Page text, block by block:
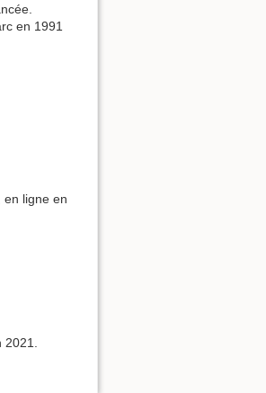
en 1991
en ligne en
2021.